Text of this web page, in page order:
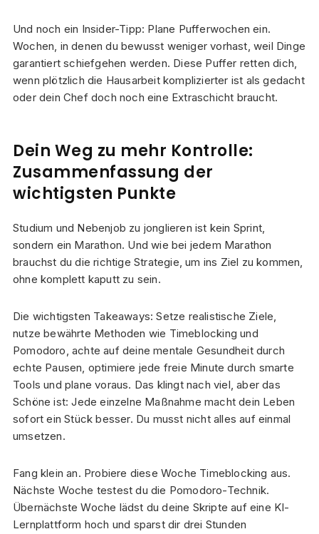
Und noch ein Insider-Tipp: Plane Pufferwochen ein.
Wochen, in denen du bewusst weniger vorhast, weil Dinge
garantiert schiefgehen werden. Diese Puffer retten dich,
wenn plötzlich die Hausarbeit komplizierter ist als gedacht
oder dein Chef doch noch eine Extraschicht braucht.
Dein Weg zu mehr Kontrolle:
Zusammenfassung der
wichtigsten Punkte
Studium und Nebenjob zu jonglieren ist kein Sprint,
sondern ein Marathon. Und wie bei jedem Marathon
brauchst du die richtige Strategie, um ins Ziel zu kommen,
ohne komplett kaputt zu sein.
Die wichtigsten Takeaways: Setze realistische Ziele,
nutze bewährte Methoden wie Timeblocking und
Pomodoro, achte auf deine mentale Gesundheit durch
echte Pausen, optimiere jede freie Minute durch smarte
Tools und plane voraus. Das klingt nach viel, aber das
Schöne ist: Jede einzelne Maßnahme macht dein Leben
sofort ein Stück besser. Du musst nicht alles auf einmal
umsetzen.
Fang klein an. Probiere diese Woche Timeblocking aus.
Nächste Woche testest du die Pomodoro-Technik.
Übernächste Woche lädst du deine Skripte auf eine KI-
Lernplattform hoch und sparst dir drei Stunden